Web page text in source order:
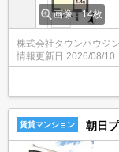
画像：14枚
株式会社タウンハウジ
情報更新日 2026/08/10
賃貸マンション 朝日